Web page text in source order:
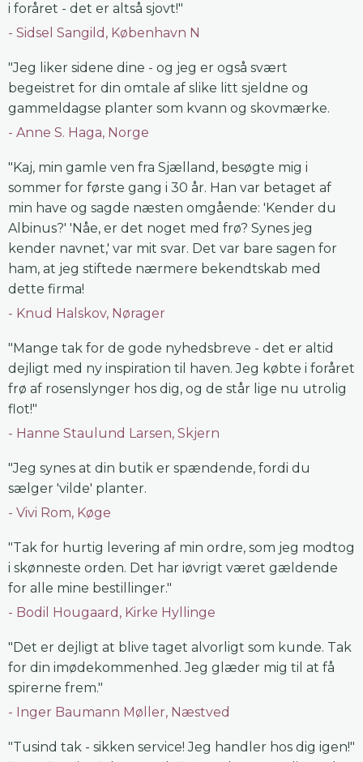
i foråret - det er altså sjovt!"
Sidsel Sangild, København N
"Jeg liker sidene dine - og jeg er også svært
begeistret for din omtale af slike litt sjeldne og
gammeldagse planter som kvann og skovmærke.
Anne S. Haga, Norge
"Kaj, min gamle ven fra Sjælland, besøgte mig i
sommer for første gang i 30 år. Han var betaget af
min have og sagde næsten omgående: 'Kender du
Albinus?' 'Nåe, er det noget med frø? Synes jeg
kender navnet,' var mit svar. Det var bare sagen for
ham, at jeg stiftede nærmere bekendtskab med
dette firma!
Knud Halskov, Nørager
"Mange tak for de gode nyhedsbreve - det er altid
dejligt med ny inspiration til haven. Jeg købte i foråret
frø af rosenslynger hos dig, og de står lige nu utrolig
flot!"
Hanne Staulund Larsen, Skjern
"Jeg synes at din butik er spændende, fordi du
sælger 'vilde' planter.
Vivi Rom, Køge
"Tak for hurtig levering af min ordre, som jeg modtog
i skønneste orden. Det har iøvrigt været gældende
for alle mine bestillinger."
Bodil Hougaard, Kirke Hyllinge
"Det er dejligt at blive taget alvorligt som kunde. Tak
for din imødekommenhed. Jeg glæder mig til at få
spirerne frem."
Inger Baumann Møller, Næstved
"Tusind tak - sikken service! Jeg handler hos dig igen!"